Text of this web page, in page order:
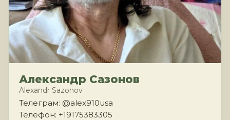
Александр Сазонов
Alexandr Sazonov
Телеграм: @alex910usa
Телефон: +19175383305